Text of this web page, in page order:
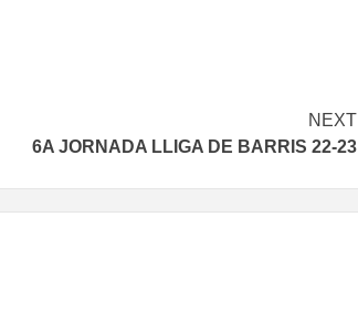
NEXT
6A JORNADA LLIGA DE BARRIS 22-23